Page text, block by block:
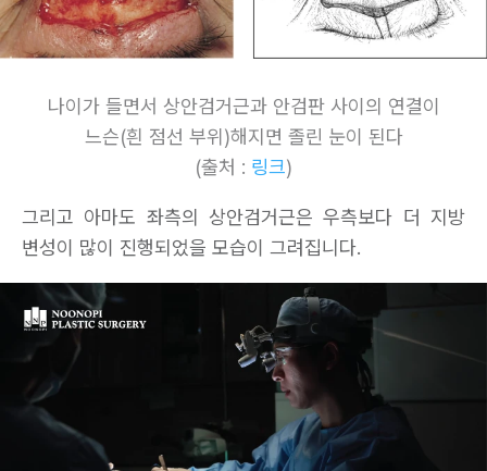
나이가 들면서 상안검거근과 안검판 사이의 연결이
느슨(흰 점선 부위)해지면 졸린 눈이 된다
(출처 : 링크)
그리고 아마도 좌측의 상안검거근은 우측보다 더 지방
변성이 많이 진행되었을 모습이 그려집니다.